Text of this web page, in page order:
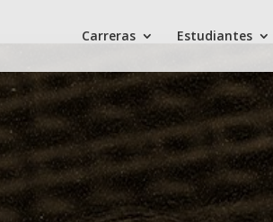
Carreras Estudiantes